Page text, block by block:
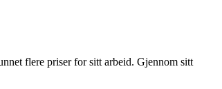
flere priser for sitt arbeid. Gjennom sitt